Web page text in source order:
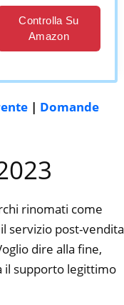
Controlla Su
Amazon
| Domande
rinomati come
servizio post-vendita
dire alla fine,
il supporto legittimo